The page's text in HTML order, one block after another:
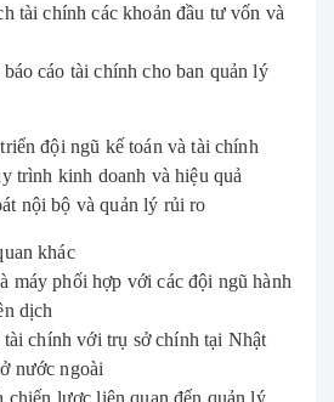
tài chính các khoản đầu tư vốn và
cáo tài chính cho ban quản lý
đội ngũ kế toán và tài chính
trình kinh doanh và hiệu quả
nội bộ và quản lý rủi ro
khác
máy phối hợp với các đội ngũ hành
dịch
chính với trụ sở chính tại Nhật
nước ngoài
chiến lược liên quan đến quản lý